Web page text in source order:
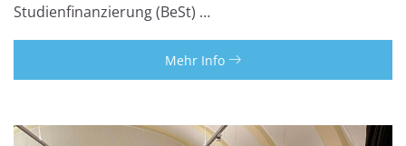
Studienfinanzierung (BeSt) …
Mehr Info